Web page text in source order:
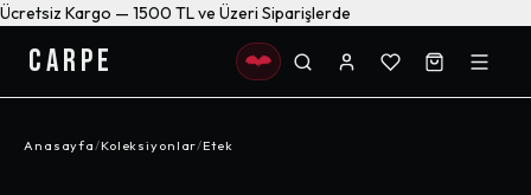
Ücretsiz Kargo — 1500 TL ve Üzeri Siparişlerde
CARPE
Anasayfa/Koleksiyonlar/Etek